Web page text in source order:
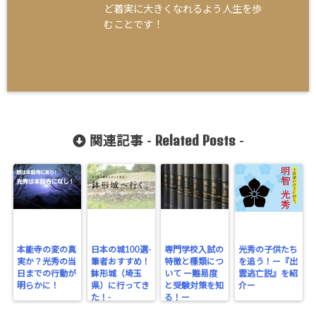
ど着実に大きくなれるよう人生を歩
むことです！
関連記事 - Related Posts-
本能寺の変の真
実か？光秀の当
日までの行動が
明らかに！
日本の城100選-
筆者おすすめ！
鉢形城（埼玉
県）に行ってき
た！-
専門学校入試の
特徴と種類につ
いて ー難易度
と受験対策を知
る！ー
光秀の子供たち
を追う！ー『出
雲逃亡説』を紹
介ー